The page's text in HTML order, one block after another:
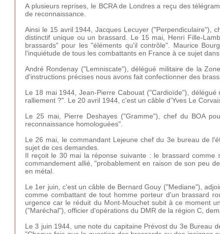
A plusieurs reprises, le BCRA de Londres a reçu des
de reconnaissance.
Ainsi le 15 avril 1944, Jacques Lecuyer ("Perpendiculaire"),
distinctif unique ou un brassard. Le 15 mai, Henri Fille-
brassards" pour les "éléments qu'il contrôle". Maurice
l'inquiétude de tous les combattants en France à ce sujet
André Rondenay ("Lemniscate"), délégué militaire de la
d'instructions précises nous avons fait confectionner des
Le 18 mai 1944, Jean-Pierre Cabouat ("Cardioïde"),
ralliement ?". Le 20 avril 1944, c'est un câble d'Yves Le
Le 25 mai, Pierre Deshayes ("Gramme"), chef du BOA
reconnaissance homologuées".
Le 26 mai, le commandant Lejeune chef du 3e bureau de
sujet de ces demandes.
Il reçoit le 30 mai la réponse suivante : le brassard
commandement allié, "probablement en raison de son peu
en métal.
Le 1er juin, c'est un câble de Bernard Gouy ("Mediane"),
comme combattant de tout homme porteur d'un brassard
urgence car le réduit du Mont-Mouchet subit à ce moment
("Maréchal"), officier d'opérations du DMR de la région C,
Le 3 juin 1944, une note du capitaine Prévost du 3e Bureau